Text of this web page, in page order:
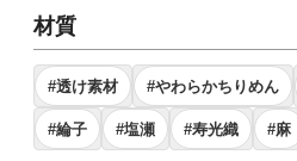
材質
#透け素材 #やわらかちりめん
#綸子 #塩瀬 #寿光織 #麻